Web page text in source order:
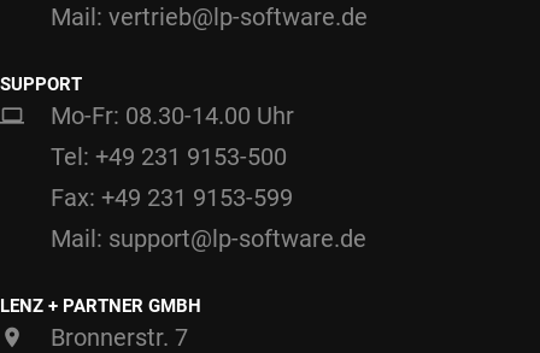
Mail: vertrieb@lp-software.de
SUPPORT
Mo-Fr: 08.30-14.00 Uhr
Tel: +49 231 9153-500
Fax: +49 231 9153-599
Mail: support@lp-software.de
LENZ + PARTNER GMBH
Bronnerstr. 7